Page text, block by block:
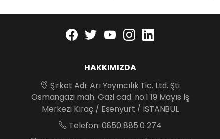
Facebook
twitteryoutubeinstagram
HAKKIMIZDA
Şirket Adı: Arı Yayıncılık Tic. Ltd. Şti
Osmangazi mah. Gazi cad. no:1 19 Mayıs İş
Merkezi Kıraç / Esenyurt / İSTANBUL
Telefon: 0850 885 0 274